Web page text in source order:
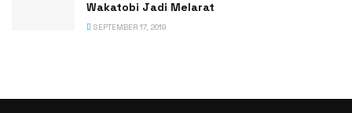
Wakatobi Jadi Melarat
SEPTEMBER 17, 2019